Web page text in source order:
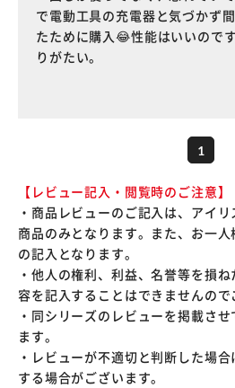
で電動工具の充電器と気づかず
たために購入😂性能はいいので
りがたい。
1
【レビュー記入・閲覧時のご注意】
・商品レビューのご記入は、アイ
商品のみとなります。また、お一
の記入となります。
・他人の権利、利益、名誉等を損
容を記入することはできませんので
・同シリーズのレビューを掲載さ
ます。
・レビューが不適切と判断した場
する場合がございます。